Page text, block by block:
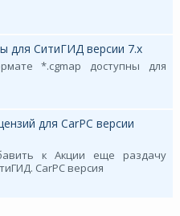
для СитиГИД версии 7.х
*.cgmap доступны для
для CarPC версии
к Акции еще раздачу
CarPC версия